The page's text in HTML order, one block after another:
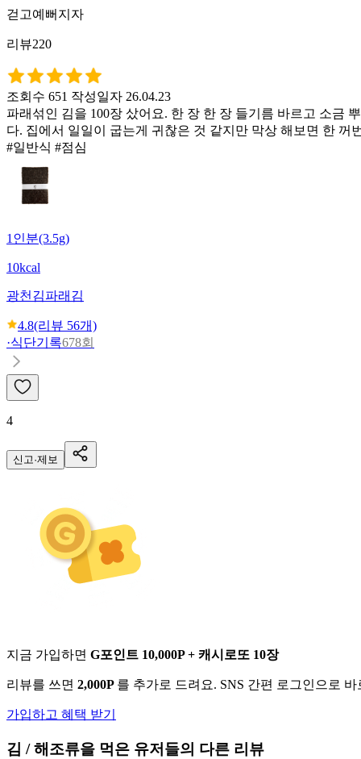
걷고예뻐지자
리뷰220
조회수 651 작성일자 26.04.23
파래섞인 김을 100장 샀어요. 한 장 한 장 들기름 바르고 소금
다. 집에서 일일이 굽는게 귀찮은 것 같지만 막상 해보면 한
#일반식 #점심
1인분(3.5g)
10kcal
광천김파래김
4.8(리뷰 56개)
·식단기록678회
4
신고·제보
지금 가입하면 G포인트 10,000P + 캐시로또 10장
리뷰를 쓰면 2,000P 를 추가로 드려요. SNS 간편 로그인으로
가입하고 혜택 받기
김 / 해조류을 먹은 유저들의 다른 리뷰